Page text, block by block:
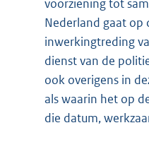
voorziening tot
Nederland gaat op
inwerkingtreding
dienst van de
ook overigens in
als waarin het op
die datum,